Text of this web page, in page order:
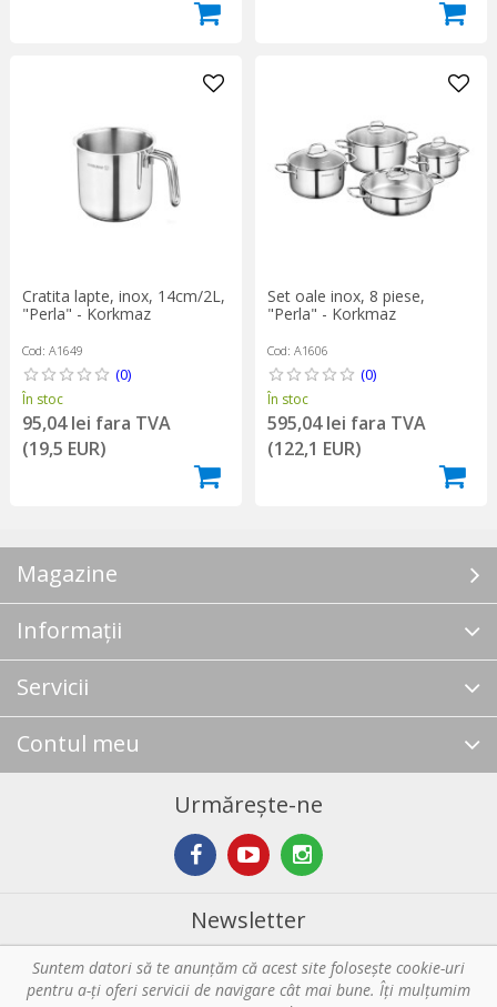
Cratita lapte, inox, 14cm/2L,
"Perla" - Korkmaz
Cod: A1649
(0)
În stoc
95,04 lei fara TVA
(19,5 EUR)
Set oale inox, 8 piese,
"Perla" - Korkmaz
Cod: A1606
(0)
În stoc
595,04 lei fara TVA
(122,1 EUR)
Magazine
Informații
Servicii
Contul meu
Urmărește-ne
Newsletter
Abonare
Suntem datori să te anunţăm că acest site foloseşte cookie-uri
pentru a-ți oferi servicii de navigare cât mai bune. Îţi mulțumim